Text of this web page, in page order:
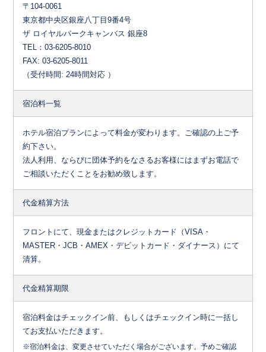
〒104-0061
東京都中央区銀座八丁目9番4号
ザ ロイヤルパークキャンバス 銀座8
TEL：03-6205-8010
FAX: 03-6205-8011
（受付時間: 24時間対応 ）
宿泊料一覧
ホテル宿泊プランによって料金が変わります。ご確認の上ご予
約下さい。
法人利用、ならびに団体予約をなさるお客様にはまずお電話で
ご相談いただくことをお勧め致します。
代金精算方法
フロントにて、現金またはクレジットカード（VISA・
MASTER・JCB・AMEX・デビットカード・ダイナース）にて
清算。
代金精算期限
宿泊料金はチェックイン前、もしくはチェックイン時に一括し
てお支払いただきます。
※宿泊料金は、変更させていただく場合がございます。予めご確認